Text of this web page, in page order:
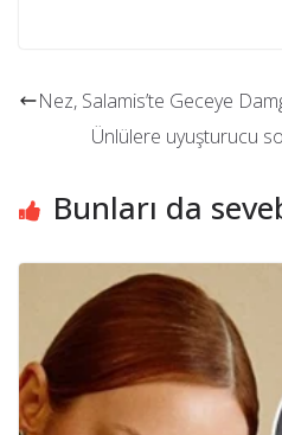
Nez, Salamis’te Geceye
Ünlülere uyuşturucu
Bunları da